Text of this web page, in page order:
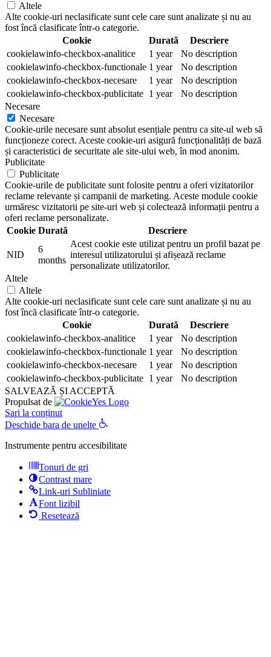
Altele
Alte cookie-uri neclasificate sunt cele care sunt analizate și nu au
fost încă clasificate într-o categorie.
Cookie
Durată
Descriere
cookielawinfo-checkbox-analitice
1 year
No description
cookielawinfo-checkbox-functionale 1 year
No description
cookielawinfo-checkbox-necesare
1 year
No description
cookielawinfo-checkbox-publicitate 1 year
No description
Necesare
Necesare
Cookie-urile necesare sunt absolut esențiale pentru ca site-ul web să
funcționeze corect. Aceste cookie-uri asigură funcționalități de bază
și caracteristici de securitate ale site-ului web, în mod anonim.
Publicitate
Publicitate
Cookie-urile de publicitate sunt folosite pentru a oferi vizitatorilor
reclame relevante și campanii de marketing. Aceste module cookie
urmăresc vizitatorii pe site-uri web și colectează informații pentru a
oferi reclame personalizate.
Cookie Durată Descriere
NID
6
months
Acest cookie este utilizat pentru un profil bazat pe
interesul utilizatorului și afișează reclame
personalizate utilizatorilor.
Altele
Altele
Alte cookie-uri neclasificate sunt cele care sunt analizate și nu au
fost încă clasificate într-o categorie.
Cookie
Durată
Descriere
cookielawinfo-checkbox-analitice
1 year
No description
cookielawinfo-checkbox-functionale 1 year
No description
cookielawinfo-checkbox-necesare
1 year
No description
cookielawinfo-checkbox-publicitate 1 year
No description
SALVEAZĂ ȘI ACCEPTĂ
Propulsat de
Sari la conținut
Deschide bara de unelte
Instrumente pentru accesibilitate
Tonuri de gri
Contrast mare
Link-uri Subliniate
Font lizibil
Resetează